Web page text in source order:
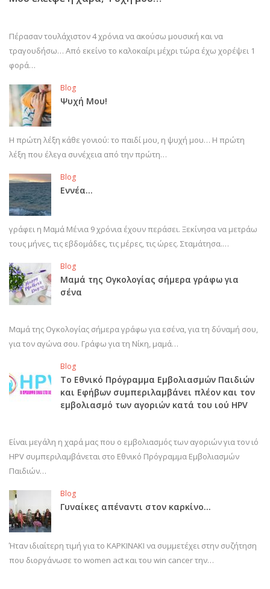
Πέρασαν τουλάχιστον 4 χρόνια να ακούσω μουσική και να
τραγουδήσω… Από εκείνο το καλοκαίρι μέχρι τώρα έχω χορέψει 1
φορά…
Blog
Ψυχή Μου!
Η πρώτη λέξη κάθε γονιού: το παιδί μου, η ψυχή μου… Η πρώτη
λέξη που έλεγα συνέχεια από την πρώτη…
Blog
Εννέα…
γράφει η Μαμά Μένια 9 χρόνια έχουν περάσει. Ξεκίνησα να μετράω
τους μήνες, τις εβδομάδες, τις μέρες, τις ώρες. Σταμάτησα.…
Blog
Μαμά της Ογκολογίας σήμερα γράφω για
σένα
Μαμά της Ογκολογίας σήμερα γράφω για εσένα, για τη δύναμή σου,
για τον αγώνα σου. Γράφω για τη Νίκη, μαμά…
Blog
Το Εθνικό Πρόγραμμα Εμβολιασμών Παιδιών
και Εφήβων συμπεριλαμβάνει πλέον και τον
εμβολιασμό των αγοριών κατά του ιού HPV
Είναι μεγάλη η χαρά μας που ο εμβολιασμός των αγοριών για τον ιό
HPV συμπεριλαμβάνεται στο Εθνικό Πρόγραμμα Εμβολιασμών
Παιδιών…
Blog
Γυναίκες απέναντι στον καρκίνο…
Ήταν ιδιαίτερη τιμή για το ΚΑΡΚΙΝΑΚΙ να συμμετέχει στην συζήτηση
που διοργάνωσε το women act και του win cancer την…